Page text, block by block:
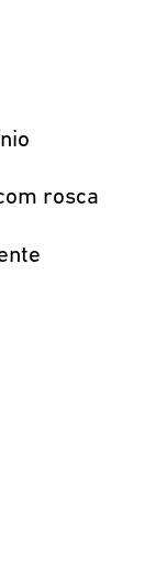
rosca